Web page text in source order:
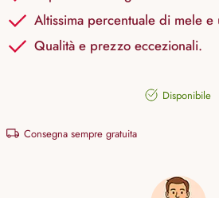
Altissima percentuale di mele
Qualità e prezzo eccezionali.
Disponibile
Consegna sempre gratuita